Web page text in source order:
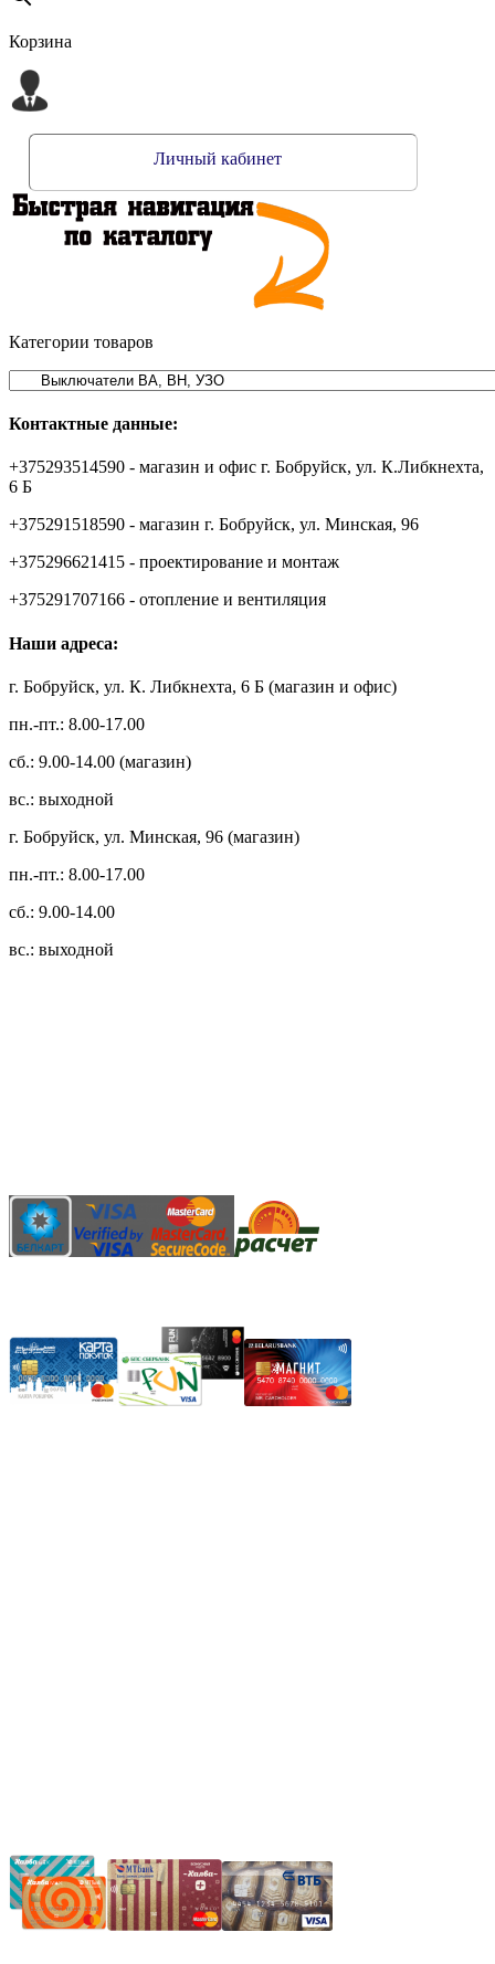
Корзина
Личный кабинет
Категории товаров
Контактные данные:
+375293514590 - магазин и офис г. Бобруйск, ул. К.Либкнехта,
6 Б
+375291518590 - магазин г. Бобруйск, ул. Минская, 96
+375296621415 - проектирование и монтаж
+375291707166 - отопление и вентиляция
Наши адреса:
г. Бобруйск, ул. К. Либкнехта, 6 Б (магазин и офис)
пн.-пт.: 8.00-17.00
сб.: 9.00-14.00 (магазин)
вс.: выходной
г. Бобруйск, ул. Минская, 96 (магазин)
пн.-пт.: 8.00-17.00
сб.: 9.00-14.00
вс.: выходной